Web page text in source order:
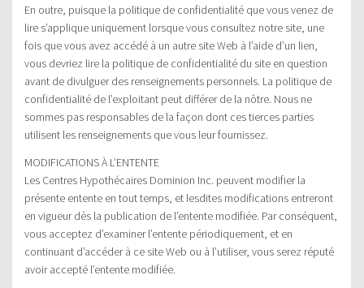
En outre, puisque la politique de confidentialité que vous venez de
lire s’applique uniquement lorsque vous consultez notre site, une
fois que vous avez accédé à un autre site Web à l’aide d’un lien,
vous devriez lire la politique de confidentialité du site en question
avant de divulguer des renseignements personnels. La politique de
confidentialité de l’exploitant peut différer de la nôtre. Nous ne
sommes pas responsables de la façon dont ces tierces parties
utilisent les renseignements que vous leur fournissez.
MODIFICATIONS À L’ENTENTE
Les Centres Hypothécaires Dominion Inc. peuvent modifier la
présente entente en tout temps, et lesdites modifications entreront
en vigueur dès la publication de l’entente modifiée. Par conséquent,
vous acceptez d’examiner l’entente périodiquement, et en
continuant d’accéder à ce site Web ou à l’utiliser, vous serez réputé
avoir accepté l’entente modifiée.